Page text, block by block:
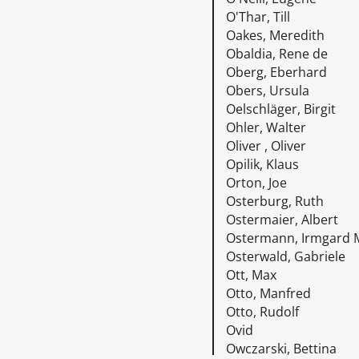
O'Thar, Till
Oakes, Meredith
Obaldia, Rene de
Oberg, Eberhard
Obers, Ursula
Oelschläger, Birgit
Ohler, Walter
Oliver , Oliver
Opilik, Klaus
Orton, Joe
Osterburg, Ruth
Ostermaier, Albert
Ostermann, Irmgard
Osterwald, Gabriele
Ott, Max
Otto, Manfred
Otto, Rudolf
Ovid
Owczarski, Bettina